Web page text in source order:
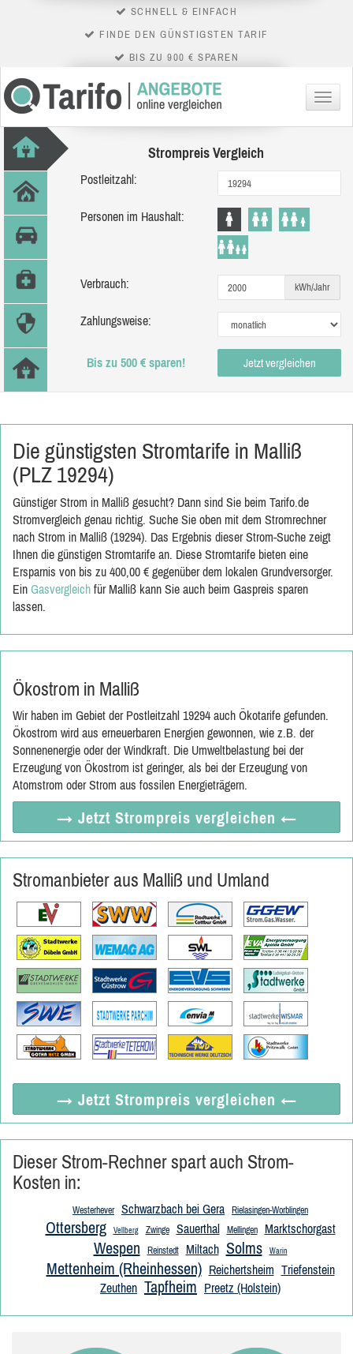
SCHNELL & EINFACH
FINDE DEN GÜNSTIGSTEN TARIF
BIS ZU 900 € SPAREN
Menü
Strompreis Vergleich
Postleitzahl:
Personen im Haushalt:
Verbrauch: kWh/Jahr
Zahlungsweise:
Bis zu 500 € sparen! Jetzt vergleichen
Die günstigsten Stromtarife in Malliß
(PLZ 19294)
Günstiger Strom in Malliß gesucht? Dann sind Sie beim Tarifo.de
Stromvergleich genau richtig. Suche Sie oben mit dem Stromrechner
nach Strom in Malliß (19294). Das Ergebnis dieser Strom-Suche zeigt
Ihnen die günstigen Stromtarife an. Diese Stromtarife bieten eine
Ersparnis von bis zu 400,00 € gegenüber dem lokalen Grundversorger.
Ein Gasvergleich für Malliß kann Sie auch beim Gaspreis sparen
lassen.
Ökostrom in Malliß
Wir haben im Gebiet der Postleitzahl 19294 auch Ökotarife gefunden.
Ökostrom wird aus erneuerbaren Energien gewonnen, wie z.B. der
Sonnenenergie oder der Windkraft. Die Umweltbelastung bei der
Erzeugung von Ökostrom ist geringer, als bei der Erzeugung von
Atomstrom oder Strom aus fossilen Energieträgern.
→ Jetzt Strompreis vergleichen ←
Stromanbieter aus Malliß und Umland
→ Jetzt Strompreis vergleichen ←
Dieser Strom-Rechner spart auch Strom-
Kosten in:
Westerhever Schwarzbach bei Gera Rielasingen-Worblingen
Ottersberg Vellberg Zwinge Sauerthal Mellingen Marktschorgast
Wespen Reinstedt Miltach Solms Warin
Mettenheim (Rheinhessen) Reichertsheim Triefenstein
Zeuthen Tapfheim Preetz (Holstein)